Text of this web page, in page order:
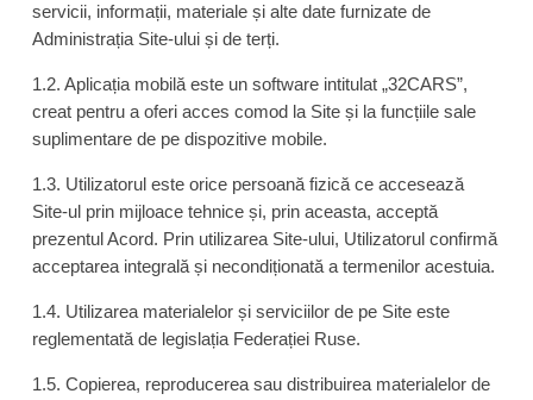
servicii, informații, materiale și alte date furnizate de
Administrația Site-ului și de terți.
1.2. Aplicația mobilă este un software intitulat „32CARS”,
creat pentru a oferi acces comod la Site și la funcțiile sale
suplimentare de pe dispozitive mobile.
1.3. Utilizatorul este orice persoană fizică ce accesează
Site-ul prin mijloace tehnice și, prin aceasta, acceptă
prezentul Acord. Prin utilizarea Site-ului, Utilizatorul confirmă
acceptarea integrală și necondiționată a termenilor acestuia.
1.4. Utilizarea materialelor și serviciilor de pe Site este
reglementată de legislația Federației Ruse.
1.5. Copierea, reproducerea sau distribuirea materialelor de